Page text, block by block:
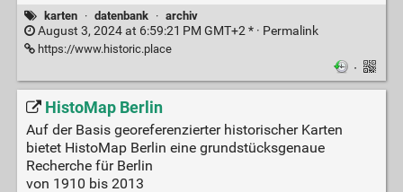
karten · datenbank · archiv
August 3, 2024 at 6:59:21 PM GMT+2 * · Permalink
https://www.historic.place
·
HistoMap Berlin
Auf der Basis georeferenzierter historischer Karten
bietet HistoMap Berlin eine grundstücksgenaue
Recherche für Berlin
von 1910 bis 2013